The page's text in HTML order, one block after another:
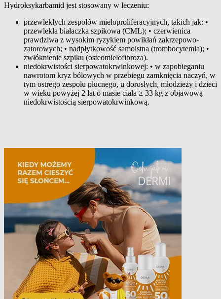
Kiedy stosować lek?
Hydroksykarbamid jest stosowany w leczeniu:
przewlekłych zespołów mieloproliferacyjnych, takich jak: •
przewlekła białaczka szpikowa (CML); • czerwienica
prawdziwa z wysokim ryzykiem powikłań zakrzepowo-
zatorowych; • nadpłytkowość samoistna (trombocytemia); •
zwłóknienie szpiku (osteomielofibroza).
niedokrwistości sierpowatokrwinkowej: • w zapobieganiu
nawrotom kryz bólowych w przebiegu zamknięcia naczyń, w
tym ostrego zespołu płucnego, u dorosłych, młodzieży i dzieci
w wieku powyżej 2 lat o masie ciała ≥ 33 kg z objawową
niedokrwistością sierpowatokrwinkową.